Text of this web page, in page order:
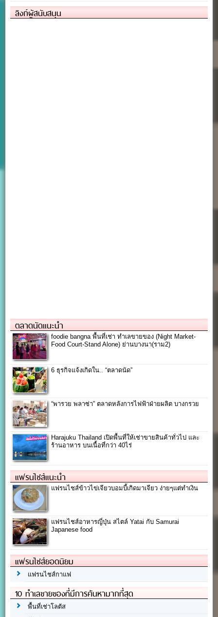
ลิงก์ผู้สนับสนุน
ตลาดนัดแนะนำ
foodie bangna พื้นที่เช่า ทำเลขายของ (Night Market-
Food Court-Stand Alone) ย่านบางนา(ราม2)
6 ธุรกิจแจ้งเกิดใน.. “ตลาดนัด”
“พารวย พลาซ่า” ตลาดหลังการไฟฟ้าฝ่ายผลิต บางกรวย
Harajuku Thailand เปิดพื้นที่ให้เช่าขายสินค้าทั่วไป และ
ร้านอาหาร บนเนื้อที่กว่า 40ไร่
แฟรนไชส์แนะนำ
แฟรนไชส์ข้าวไข่เจียวบอมบี้เกิดมาเจียว ง่ายๆแต่ทำเงิน
แฟรนไชส์อาหารญี่ปุ่น สไตล์ Yatai กับ Samurai
Japanese food
แฟรนไชส์ยอดนิยม
แฟรนไชส์กาแฟ
10 ทำเลขายของที่มีการค้นหามากที่สุด
พื้นที่เช่าโลตัส